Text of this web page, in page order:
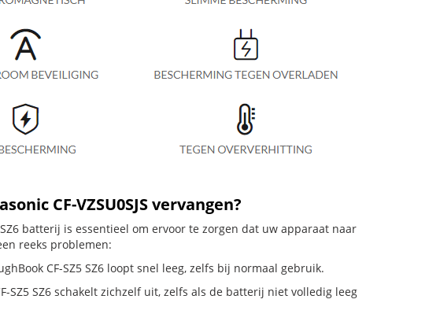
CF-VZSU0SJS vervangen?
batterij is essentieel om ervoor te zorgen dat uw apparaat naar
reeks problemen:
CF-SZ5 SZ6 loopt snel leeg, zelfs bij normaal gebruik.
SZ5 SZ6 schakelt zichzelf uit, zelfs als de batterij niet volledig leeg